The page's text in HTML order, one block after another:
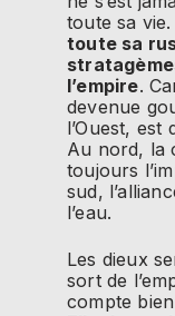
toute sa vie.
toute sa
l’empire.
devenue
l’Ouest, est
Au nord, la
toujours
sud,
l’eau.
Les dieux
sort de
compte